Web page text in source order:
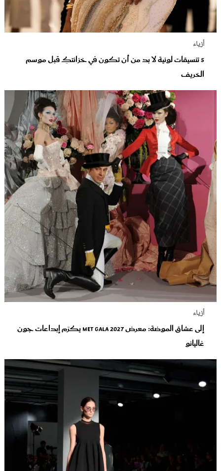
أزياء
5 تنسيقات لونية لا بد من أن تكون في خزانتكِ قبل موسم
الخريف
أزياء
إلى عشاق الموضة: معرض Met Gala 2027 يكرّم إبداعات جون
غاليانو